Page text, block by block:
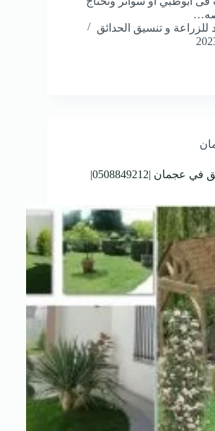
للزراعة و تنسيق الحدائق
شركة تنسيق حدائق في عجمان |0508849212|